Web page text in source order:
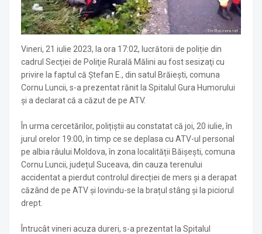
Vineri, 21 iulie 2023, la ora 17:02, lucrătorii de poliție din
cadrul Secţiei de Poliţie Rurală Mălini au fost sesizaţi cu
privire la faptul că Ștefan E., din satul Brăiești, comuna
Cornu Luncii, s-a prezentat rănit la Spitalul Gura Humorului
și a declarat că a căzut de pe ATV.
În urma cercetărilor, polițiștii au constatat că joi, 20 iulie, în
jurul orelor 19:00, în timp ce se deplasa cu ATV-ul personal
pe albia râului Moldova, în zona localității Băișești, comuna
Cornu Luncii, județul Suceava, din cauza terenului
accidentat a pierdut controlul direcției de mers și a derapat
căzând de pe ATV și lovindu-se la brațul stâng și la piciorul
drept.
Întrucât vineri acuza dureri, s-a prezentat la Spitalul